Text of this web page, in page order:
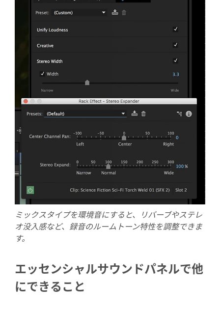
ミックスタイプを環境音にすると、リバーブやステレ
オ没入感など、録音のルームトーン特性を調整できま
す。
エッセンシャルサウンドパネルで他
にできること